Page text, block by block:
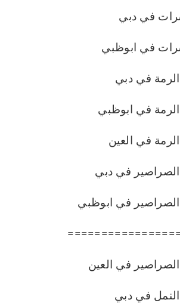
في دبي
في ابوظبي
في دبي
في ابوظبي
في العين
في دبي
في ابوظبي
في العين
في دبي